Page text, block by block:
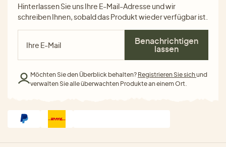
Hinterlassen Sie uns Ihre E-Mail-Adresse und wir
schreiben Ihnen, sobald das Produkt wieder verfügbar ist.
Benachrichtigen
lassen
Möchten Sie den Überblick behalten? Registrieren Sie sichund
verwalten Sie alle überwachten Produkte an einem Ort.